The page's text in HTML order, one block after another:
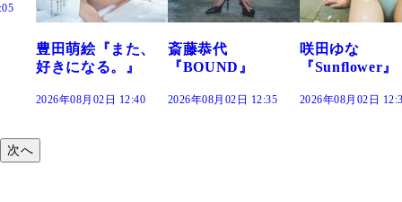
豊田萌絵『また、
好きになる。』
2026年08月02日 12:40
斎藤恭代
『BOUND』
2026年08月02日 12:35
咲田ゆな
『Sunflower』
2026年08月02日
次へ